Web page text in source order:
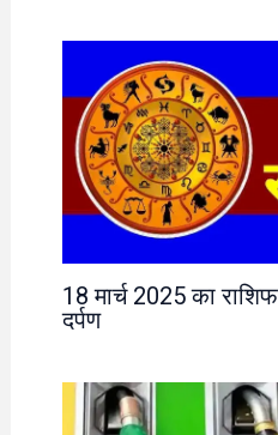
18 मार्च 2025 का
दर्पण